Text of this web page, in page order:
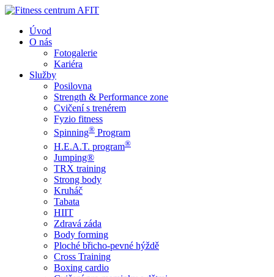
Úvod
O nás
Fotogalerie
Kariéra
Služby
Posilovna
Strength & Performance zone
Cvičení s trenérem
Fyzio fitness
Spinning® Program
H.E.A.T. program®
Jumping®
TRX training
Strong body
Kruháč
Tabata
HIIT
Zdravá záda
Body forming
Ploché břicho-pevné hýždě
Cross Training
Boxing cardio